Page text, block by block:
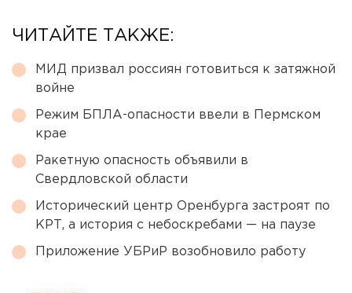
ЧИТАЙТЕ ТАКЖЕ:
МИД призвал россиян готовиться к затяжной
войне
Режим БПЛА-опасности ввели в Пермском
крае
Ракетную опасность объявили в
Свердловской области
Исторический центр Оренбурга застроят по
КРТ, а история с небоскребами — на паузе
Приложение УБРиР возобновило работу